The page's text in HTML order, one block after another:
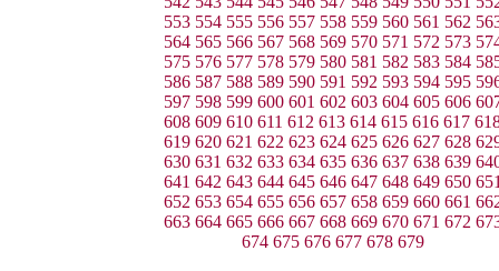
553 554 555 556 557 558 559 560 561 562
564 565 566 567 568 569 570 571 572 573
575 576 577 578 579 580 581 582 583 584
586 587 588 589 590 591 592 593 594 595
597 598 599 600 601 602 603 604 605 606
608 609 610 611 612 613 614 615 616 617
619 620 621 622 623 624 625 626 627 628
630 631 632 633 634 635 636 637 638 639
641 642 643 644 645 646 647 648 649 650
652 653 654 655 656 657 658 659 660 661
663 664 665 666 667 668 669 670 671 672
674 675 676 677 678 679